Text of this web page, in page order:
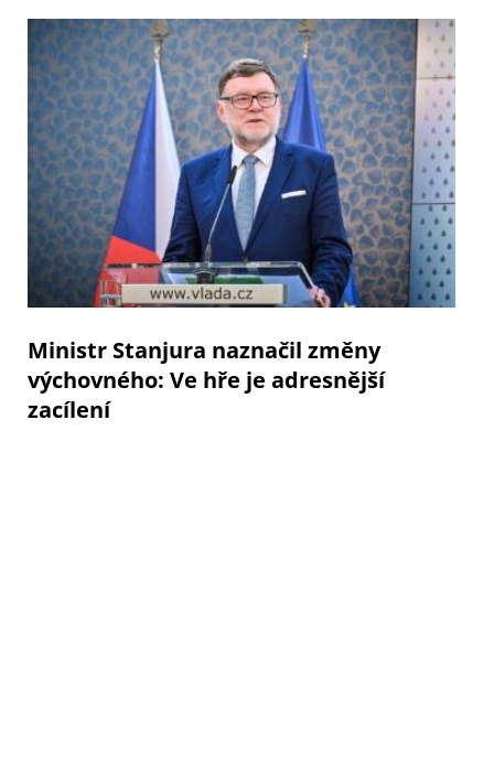
Ministr Stanjura naznačil změny
výchovného: Ve hře je adresnější
zacílení